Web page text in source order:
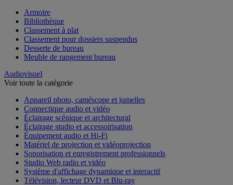
Armoire
Bibliothèque
Classement à plat
Classement pour dossiers suspendus
Desserte de bureau
Meuble de rangement bureau
Audiovisuel
Voir toute la catégorie
Appareil photo, caméscope et jumelles
Connectique audio et vidéo
Éclairage scénique et architectural
Éclairage studio et accessoirisation
Équipement audio et Hi-Fi
Matériel de projection et vidéoprojection
Sonorisation et enregistrement professionnels
Studio Web radio et vidéo
Système d'affichage dynamique et interactif
Télévision, lecteur DVD et Blu-ray